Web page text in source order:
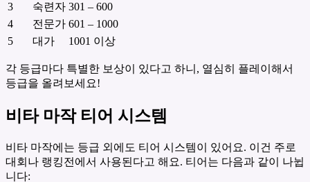
3
숙련자 301 – 600
4
전문가 601 – 1000
5
대가 1001 이상
각 등급마다 특별한 보상이 있다고 하니, 열심히 플레이해서
등급을 올려보세요!
비타 마작 티어 시스템
비타 마작에는 등급 외에도 티어 시스템이 있어요. 이건 주로
대회나 랭킹전에서 사용된다고 해요. 티어는 다음과 같이 나뉩
니다: